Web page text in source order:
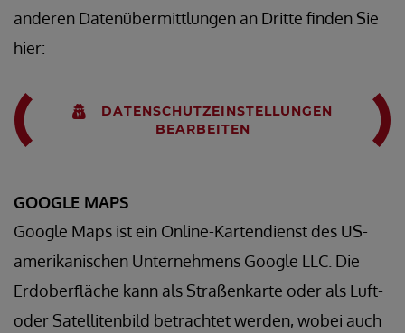
anderen Datenübermittlungen an Dritte finden Sie
hier:
DATENSCHUTZEINSTELLUNGEN
BEARBEITEN
GOOGLE MAPS
Google Maps ist ein Online-Kartendienst des US-
amerikanischen Unternehmens Google LLC. Die
Erdoberfläche kann als Straßenkarte oder als Luft-
oder Satellitenbild betrachtet werden, wobei auch